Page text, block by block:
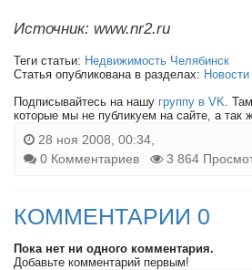
Источник: www.nr2.ru
Теги статьи: Недвижимость Челябинск
Статья опубликована в разделах:
Подписывайтесь на нашу группу в VK.
которые мы не публикуем на сайте, а так
28 ноя 2008, 00:34,
0 Комментариев
3 864
КОММЕНТАРИИ 0
Пока нет ни одного комментария.
Добавьте комментарий первым!